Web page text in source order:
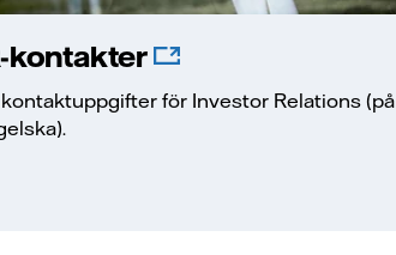
kontakter
för Investor Relations (på